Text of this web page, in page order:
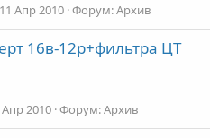
11 Апр 2010 Форум:Архив
16в-12р+фильтра ЦТ
Апр 2010 Форум:Архив